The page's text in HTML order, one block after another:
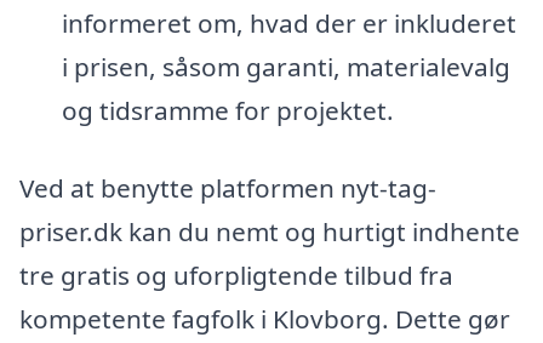
informeret om, hvad der er inkluderet
i prisen, såsom garanti, materialevalg
og tidsramme for projektet.
Ved at benytte platformen nyt-tag-
priser.dk kan du nemt og hurtigt indhente
tre gratis og uforpligtende tilbud fra
kompetente fagfolk i Klovborg. Dette gør